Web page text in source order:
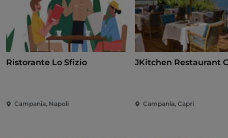
Ristorante Lo Sfizio
Campania, Napoli
JKitchen Restaurant
Campania, Capri